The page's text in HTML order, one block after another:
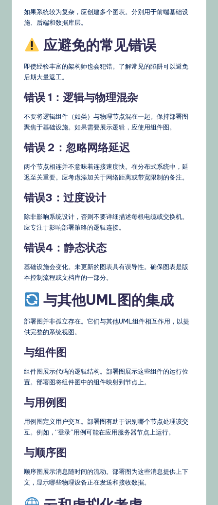
如果系统较为复杂，应创建多个图表。分别用于前端基础设
施、后端和数据库层。
应避免的常见错误
即使经验丰富的架构师也会犯错。了解常见的陷阱可以避免
后期大量返工。
错误 1：逻辑与物理混杂
不要将逻辑组件（如类）与物理节点混在一起。保持部署图
聚焦于基础设施。如果需要展示逻辑，应使用组件图。
错误 2：忽略网络延迟
两个节点相连并不意味着连接速度快。在分布式系统中，延
迟至关重要。应考虑添加关于网络距离或带宽限制的备注。
错误3：过度设计
除非影响系统设计，否则不要详细描述每根电缆或交换机。
应专注于影响部署策略的逻辑连接。
错误4：静态状态
基础设施会变化。未更新的图表具有误导性。确保图表是版
本控制流程或文档库的一部分。
与其他UML图的集成
部署图并非孤立存在。它们与其他UML组件相互作用，以提
供完整的系统视图。
与组件图
组件图展示代码的逻辑结构。部署图展示这些组件的运行位
置。部署图将组件图中的组件映射到节点上。
与用例图
用例图定义用户交互。部署图有助于识别哪个节点处理该交
互。例如，“登录”用例可能在应用服务器节点上运行。
与顺序图
顺序图展示消息随时间的流动。部署图为这些消息提供上下
文，显示哪些物理设备正在发送和接收数据。